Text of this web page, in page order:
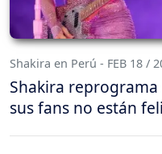
Shakira en Perú - FEB 18 /
Shakira
sus fans no están